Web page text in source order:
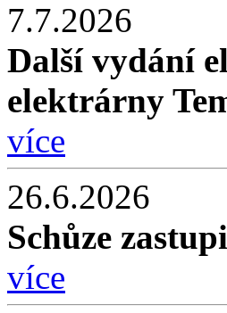
7.7.2026
Další vydání
elektrárny
více
26.6.2026
Schůze
více